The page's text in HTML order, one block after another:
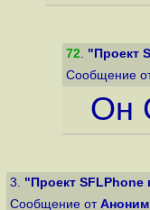
72. "Проект
Сообщение
Он
3. "Проект SFLPhone
Сообщение от Аноним